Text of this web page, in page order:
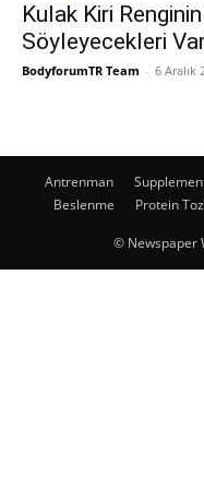
Kulak Kiri
Söyleyecekleri
BodyforumTR Team - 6 Aralık
Antrenman
Beslenme
Protein
© Newspaper